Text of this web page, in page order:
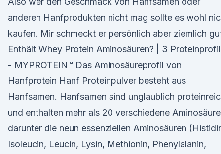
anderen Hanfprodukten nicht mag sollte es wohl
kaufen. Mir schmeckt er persönlich aber ziemlich
Enthält Whey Protein Aminosäuren? | 3
- MYPROTEIN™ Das Aminosäureprofil von
Hanfprotein Hanf Proteinpulver besteht aus
Hanfsamen. Hanfsamen sind unglaublich
und enthalten mehr als 20 verschiedene
darunter die neun essenziellen Aminosäuren
Isoleucin, Leucin, Lysin, Methionin, Phenylalanin,